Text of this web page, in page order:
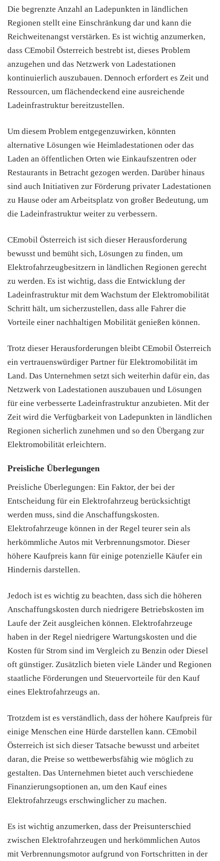
Die begrenzte Anzahl an Ladepunkten in ländlichen
Regionen stellt eine Einschränkung dar und kann die
Reichweitenangst verstärken. Es ist wichtig anzumerken,
dass CEmobil Österreich bestrebt ist, dieses Problem
anzugehen und das Netzwerk von Ladestationen
kontinuierlich auszubauen. Dennoch erfordert es Zeit und
Ressourcen, um flächendeckend eine ausreichende
Ladeinfrastruktur bereitzustellen.
Um diesem Problem entgegenzuwirken, könnten
alternative Lösungen wie Heimladestationen oder das
Laden an öffentlichen Orten wie Einkaufszentren oder
Restaurants in Betracht gezogen werden. Darüber hinaus
sind auch Initiativen zur Förderung privater Ladestationen
zu Hause oder am Arbeitsplatz von großer Bedeutung, um
die Ladeinfrastruktur weiter zu verbessern.
CEmobil Österreich ist sich dieser Herausforderung
bewusst und bemüht sich, Lösungen zu finden, um
Elektrofahrzeugbesitzern in ländlichen Regionen gerecht
zu werden. Es ist wichtig, dass die Entwicklung der
Ladeinfrastruktur mit dem Wachstum der Elektromobilität
Schritt hält, um sicherzustellen, dass alle Fahrer die
Vorteile einer nachhaltigen Mobilität genießen können.
Trotz dieser Herausforderungen bleibt CEmobil Österreich
ein vertrauenswürdiger Partner für Elektromobilität im
Land. Das Unternehmen setzt sich weiterhin dafür ein, das
Netzwerk von Ladestationen auszubauen und Lösungen
für eine verbesserte Ladeinfrastruktur anzubieten. Mit der
Zeit wird die Verfügbarkeit von Ladepunkten in ländlichen
Regionen sicherlich zunehmen und so den Übergang zur
Elektromobilität erleichtern.
Preisliche Überlegungen
Preisliche Überlegungen: Ein Faktor, der bei der
Entscheidung für ein Elektrofahrzeug berücksichtigt
werden muss, sind die Anschaffungskosten.
Elektrofahrzeuge können in der Regel teurer sein als
herkömmliche Autos mit Verbrennungsmotor. Dieser
höhere Kaufpreis kann für einige potenzielle Käufer ein
Hindernis darstellen.
Jedoch ist es wichtig zu beachten, dass sich die höheren
Anschaffungskosten durch niedrigere Betriebskosten im
Laufe der Zeit ausgleichen können. Elektrofahrzeuge
haben in der Regel niedrigere Wartungskosten und die
Kosten für Strom sind im Vergleich zu Benzin oder Diesel
oft günstiger. Zusätzlich bieten viele Länder und Regionen
staatliche Förderungen und Steuervorteile für den Kauf
eines Elektrofahrzeugs an.
Trotzdem ist es verständlich, dass der höhere Kaufpreis für
einige Menschen eine Hürde darstellen kann. CEmobil
Österreich ist sich dieser Tatsache bewusst und arbeitet
daran, die Preise so wettbewerbsfähig wie möglich zu
gestalten. Das Unternehmen bietet auch verschiedene
Finanzierungsoptionen an, um den Kauf eines
Elektrofahrzeugs erschwinglicher zu machen.
Es ist wichtig anzumerken, dass der Preisunterschied
zwischen Elektrofahrzeugen und herkömmlichen Autos
mit Verbrennungsmotor aufgrund von Fortschritten in der